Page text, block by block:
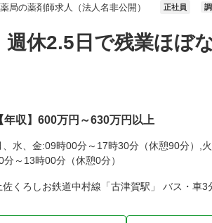
局の薬剤師求人（法人名非公開） 正社員
週休2.5日で残業ほ
年収】600万円～630万円以上
、水、金:09時00分～17時30分（休憩90分）,
分～13時00分（休憩0分）
佐くろしお鉄道中村線「古津賀駅」 バス・車3